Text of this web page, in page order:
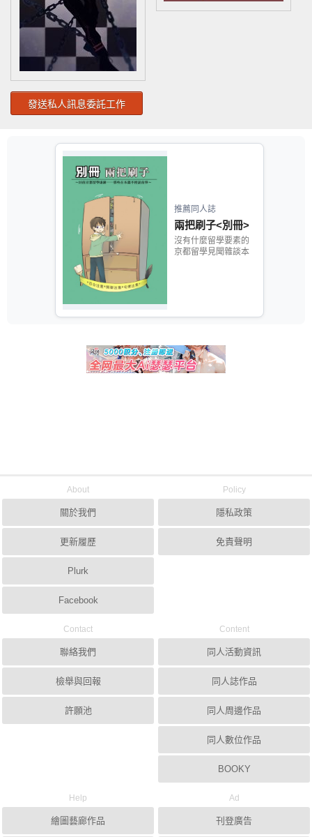
發送私人訊息委託工作
推薦同人誌
兩把刷子<別冊>
沒有什麼留學要素的
京都留學見聞雜談本
About
關於我們
更新履歷
Plurk
Facebook
Policy
隱私政策
免責聲明
Contact
聯絡我們
檢舉與回報
許願池
Content
同人活動資訊
同人誌作品
同人周邊作品
同人數位作品
BOOKY
Help
繪圖藝廊作品
Ad
刊登廣告